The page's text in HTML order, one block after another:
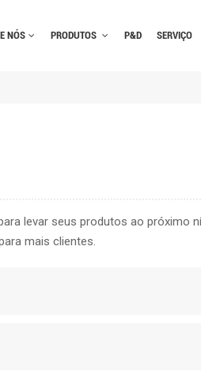
NÓS PRODUTOS P&D SERVIÇO
levar seus produtos ao próximo
mais clientes.